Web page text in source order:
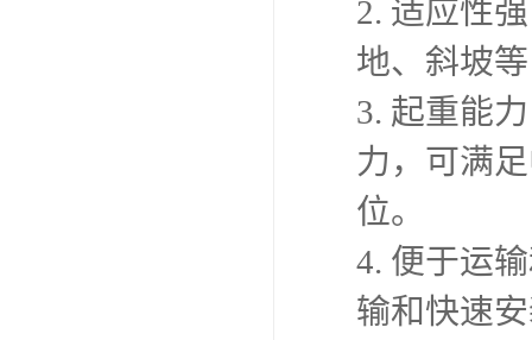
2. 适应性
地、斜坡
3. 起重能
力，可满
位。
4. 便于运
输和快速